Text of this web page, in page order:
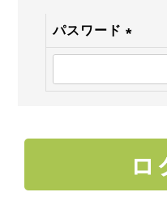
パスワード
(必